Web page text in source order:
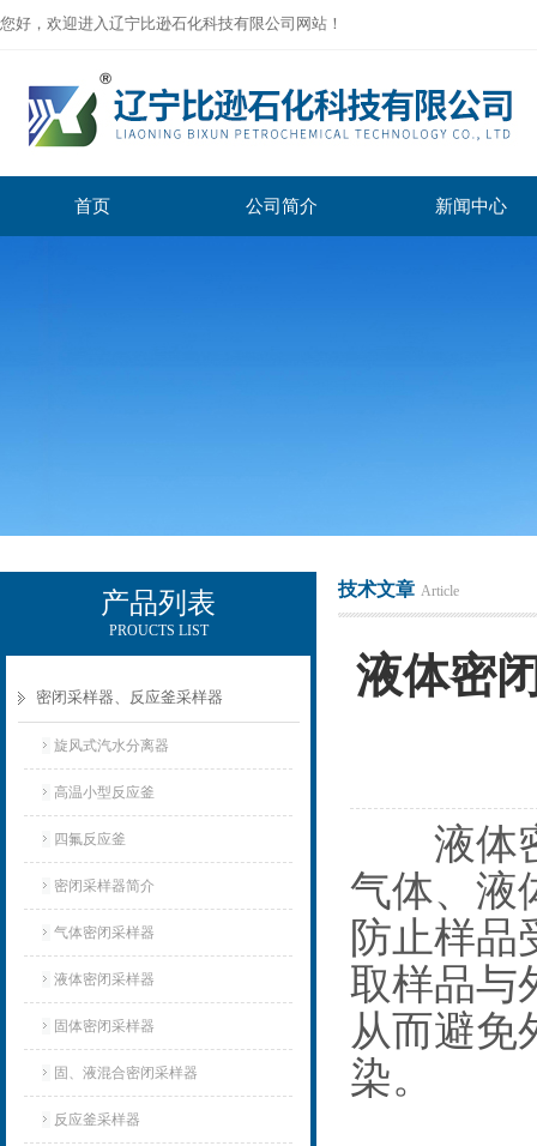
您好，欢迎进入辽宁比逊石化科技有限公司网站！
首页 公司简介 新闻中心
产品列表
PROUCTS LIST
密闭采样器、反应釜采样器
旋风式汽水分离器
高温小型反应釜
四氟反应釜
密闭采样器简介
气体密闭采样器
液体密闭采样器
固体密闭采样器
固、液混合密闭采样器
反应釜采样器
技术文章 Article
液体密
液体密
气体、液
防止样品
取样品与
从而避免
染‌。